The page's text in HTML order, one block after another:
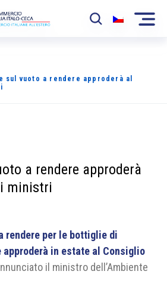
sul vuoto a rendere approderà al
a rendere approderà
ministri
rendere per le bottiglie di
in estate al Consiglio
il ministro dell’Ambiente